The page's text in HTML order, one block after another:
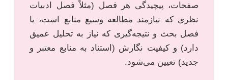
صفحات، پیچیدگی هر فصل (مثلاً فصل ادبیات
نظری که نیازمند مطالعه وسیع منابع است، یا
فصل بحث و نتیجه‌گیری که نیاز به تحلیل عمیق
دارد) و کیفیت نگارش (استناد به منابع معتبر و
جدید) تعیین می‌شود.